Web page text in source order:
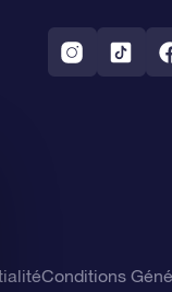
Conditions